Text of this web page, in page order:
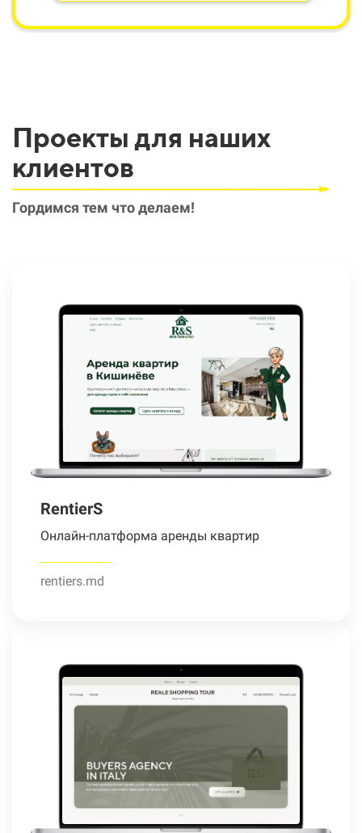
Проекты для наших
клиентов
Гордимся тем что делаем!
RentierS
Онлайн-платформа аренды квартир
rentiers.md